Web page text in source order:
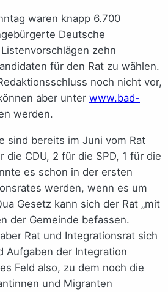
waren knapp 6.700
Deutsche
zehn
für den Rat zu wählen.
noch nicht vor,
aber unter www.bad-
werden.
sind bereits im Juni vom Rat
CDU, 2 für die SPD, 1 für die
es schon in der ersten
werden, wenn es um
Gesetz kann sich der Rat „mit
der Gemeinde befassen.
Rat und Integrationsrat sich
Aufgaben der Integration
Feld also, zu dem noch die
und Migranten